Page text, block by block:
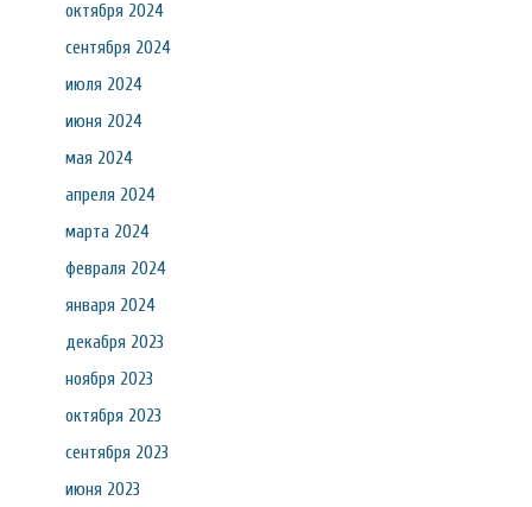
октября 2024
сентября 2024
июля 2024
июня 2024
мая 2024
апреля 2024
марта 2024
февраля 2024
января 2024
декабря 2023
ноября 2023
октября 2023
сентября 2023
июня 2023